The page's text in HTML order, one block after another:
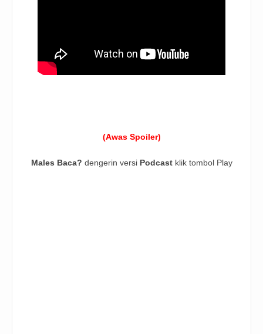
(Awas Spoiler)
Males Baca? dengerin versi Podcast klik tombol Play